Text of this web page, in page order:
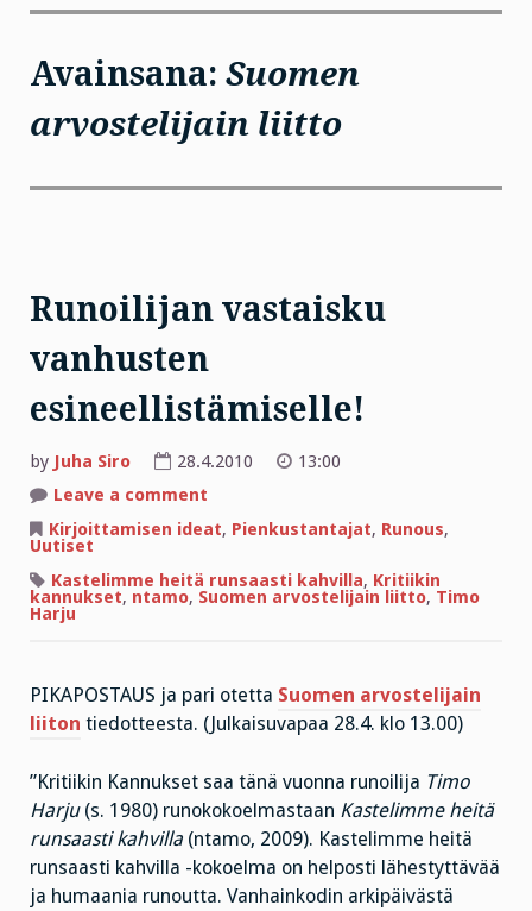
Avainsana: Suomen
arvostelijain liitto
Runoilijan vastaisku
vanhusten
esineellistämiselle!
by Juha Siro 28.4.2010
13:00
Leave a comment
vastaisku
vanhusten
Kirjoittamisen ideat, Pienkustantajat, Runous,
Uutiset
Kastelimme heitä runsaasti kahvilla, Kritiikin
kannukset, ntamo, Suomen arvostelijain liitto, Timo
Harju
PIKAPOSTAUS ja pari otetta Suomen arvostelijain
liiton tiedotteesta. (Julkaisuvapaa 28.4. klo 13.00)
”Kritiikin Kannukset saa tänä vuonna runoilija Timo
Harju(s. 1980) runokokoelmastaan Kastelimme heitä
runsaasti kahvilla (ntamo, 2009). Kastelimme heitä
runsaasti kahvilla -kokoelma on helposti lähestyttävää
ja humaania runoutta. Vanhainkodin arkipäivästä